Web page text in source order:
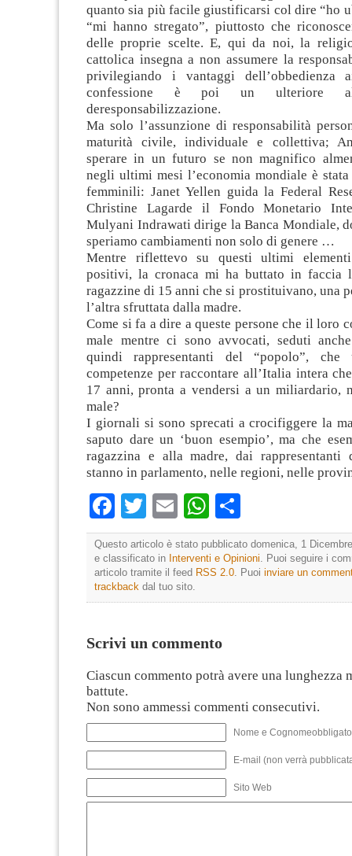
quanto sia più facile giustificarsi col dire “ho
“mi hanno stregato”, piuttosto che
delle proprie scelte. E, qui da noi, la
cattolica insegna a non assumere la
privilegiando i vantaggi dell’obbedienza
confessione è poi un ulteriore
deresponsabilizzazione.
Ma solo l’assunzione di responsabilità
maturità civile, individuale e collettiva;
sperare in un futuro se non magnifico
negli ultimi mesi l’economia mondiale è
femminili: Janet Yellen guida la Federal
Christine Lagarde il Fondo Monetario
Mulyani Indrawati dirige la Banca Mondiale,
speriamo cambiamenti non solo di genere …
Mentre riflettevo su questi ultimi
positivi, la cronaca mi ha buttato in faccia
ragazzine di 15 anni che si prostituivano, una
l’altra sfruttata dalla madre.
Come si fa a dire a queste persone che il loro
male mentre ci sono avvocati, seduti
quindi rappresentanti del “popolo”,
competenze per raccontare all’Italia intera
17 anni, pronta a vendersi a un miliardario,
male?
I giornali si sono sprecati a crocifiggere la
saputo dare un ‘buon esempio’, ma che
ragazzina e alla madre, dai rappresentanti
stanno in parlamento, nelle regioni, nelle
Facebook
TwitterEmailWhatsApp
Questo articolo è stato pubblicato domenica, 1
e classificato in Interventi e Opinioni. Puoi seguire i
articolo tramite il feed RSS 2.0. Puoi inviare un
trackback dal tuo sito.
Scrivi un commento
Ciascun commento potrà avere una lunghezza
battute.
Non sono ammessi commenti consecutivi.
Nome e
E-mail (non verrà
Sito Web